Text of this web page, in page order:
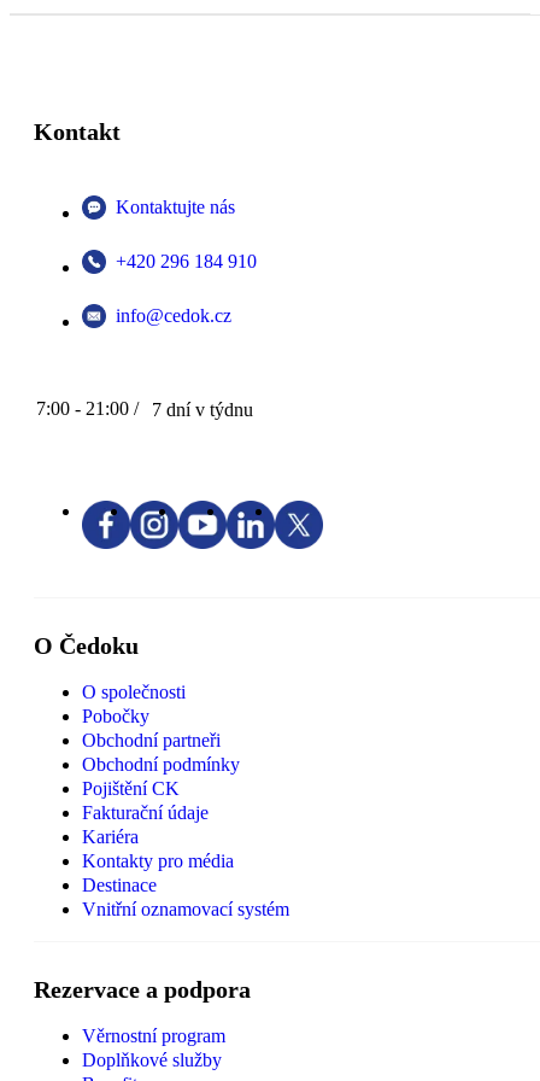
Kontakt
Kontaktujte nás
+420 296 184 910
info@cedok.cz
7:00 - 21:00 / 7 dní v týdnu
O Čedoku
O společnosti
Pobočky
Obchodní partneři
Obchodní podmínky
Pojištění CK
Fakturační údaje
Kariéra
Kontakty pro média
Destinace
Vnitřní oznamovací systém
Rezervace a podpora
Věrnostní program
Doplňkové služby